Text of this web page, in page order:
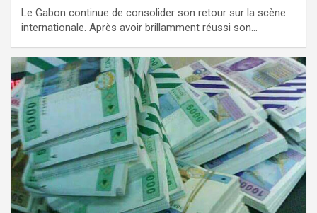
Le Gabon continue de consolider son retour sur la scène
internationale. Après avoir brillamment réussi son…